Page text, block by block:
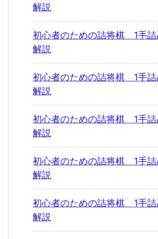
解説
初心者のための詰将棋 1手
解説
初心者のための詰将棋 1手
解説
初心者のための詰将棋 1手
解説
初心者のための詰将棋 1手
解説
初心者のための詰将棋 1手
解説